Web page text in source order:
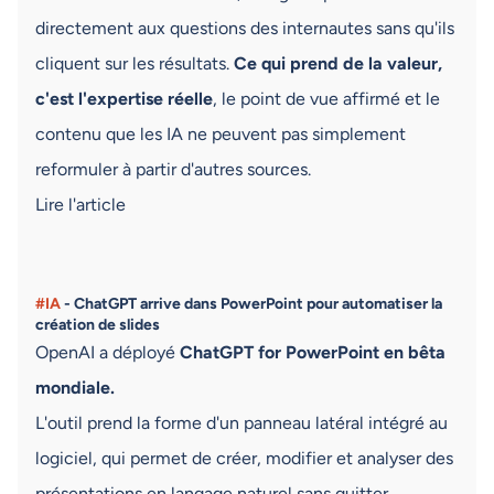
directement aux questions des internautes sans qu'ils
cliquent sur les résultats. Ce qui prend de la valeur,
c'est l'expertise réelle, le point de vue affirmé et le
contenu que les IA ne peuvent pas simplement
reformuler à partir d'autres sources.
Lire l'article
#IA- ChatGPT arrive dans PowerPoint pour automatiser la
création de slides
OpenAI a déployé ChatGPT for PowerPoint en bêta
mondiale.
L'outil prend la forme d'un panneau latéral intégré au
logiciel, qui permet de créer, modifier et analyser des